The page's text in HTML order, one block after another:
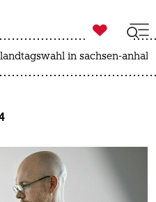

taz zahl ich
landtagswahl in sachsen-anhalt